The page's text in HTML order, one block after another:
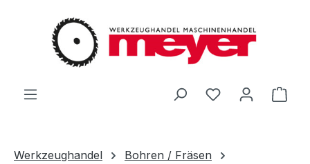
Zum Hauptinhalt springen
Du hast 0
Werkzeughandel
Bohren / Fräsen